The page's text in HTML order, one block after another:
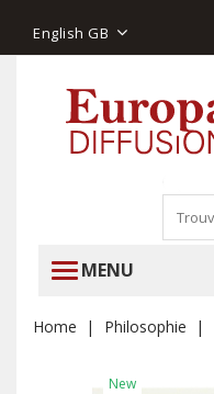
English GB
MENU
Home Philosophie
New